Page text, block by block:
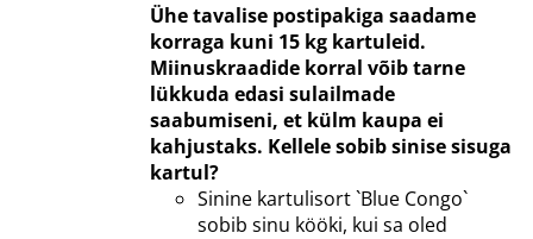
kuni
4,00 €
Ühe tavalise postipakiga saadame
korraga kuni 15 kg kartuleid.
Miinuskraadide korral võib tarne
lükkuda edasi sulailmade
saabumiseni, et külm kaupa ei
kahjustaks. Kellele sobib sinise sisuga
kartul?
Sinine kartulisort `Blue Congo`
sobib sinu kööki, kui sa oled